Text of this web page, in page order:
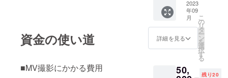
資金の使い道
■MV撮影にかかる費用
む場合
がござ
いま
録され
た映像
化等に
がござ
いま
す。 ・
は、映
像収録
影用の
キュー
カード
りさせ
ていた
す！
当日会
場でお
支払い
きま
す。 in
Salon
で送
信） ※
内容は1
人1人異
なりま
曲を私
越しく
ださ
い。) ③
ライブ
終了
びご挨
rie私物
のヘッ
ドホン
(サイン
付き)を
お送
り。(郵
②Ache
2023
年09
月
詳細を見る
こ
の
リ
タ
ー
ン
を
選
択
す
る
50, 残り20